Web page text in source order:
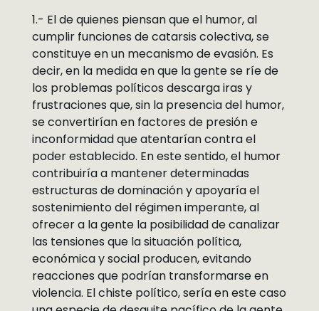
1.- El de quienes piensan que el humor, al
cumplir funciones de catarsis colectiva, se
constituye en un mecanismo de evasión. Es
decir, en la medida en que la gente se ríe de
los problemas políticos descarga iras y
frustraciones que, sin la presencia del humor,
se convertirían en factores de presión e
inconformidad que atentarían contra el
poder establecido. En este sentido, el humor
contribuiría a mantener determinadas
estructuras de dominación y apoyaría el
sostenimiento del régimen imperante, al
ofrecer a la gente la posibilidad de canalizar
las tensiones que la situación política,
económica y social producen, evitando
reacciones que podrían transformarse en
violencia. El chiste político, sería en este caso